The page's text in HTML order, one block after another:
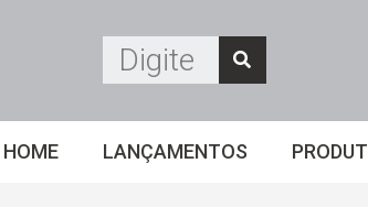
HOME LANÇAMENTOS